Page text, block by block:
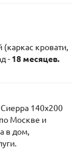
(каркас кровати,
- 18 месяцев.
140х200
Москве и
в дом,